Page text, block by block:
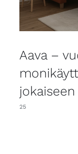
Aava –
25